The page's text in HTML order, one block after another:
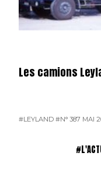
Les camions
#LEYLAND #N° 387 MAI